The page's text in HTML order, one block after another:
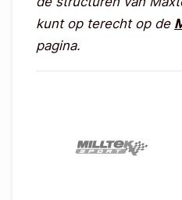
kunt op terecht op de
pagina.